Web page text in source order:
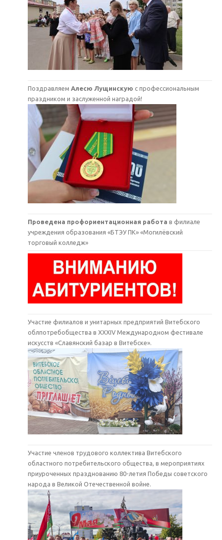
Поздравляем Алесю Лущинскую с профессиональным
праздником и заслуженной наградой!
Проведена профориентационная работа в филиале
учреждения образования «БТЭУ ПК» «Могилёвский
торговый колледж»
Участие филиалов и унитарных предприятий Витебского
облпотребобщества в XXXIV Международном фестивале
искусств «Славянский базар в Витебске».
Участие членов трудового коллектива Витебского
областного потребительского общества, в мероприятиях
приуроченных празднованию 80-летия Победы советского
народа в Великой Отечественной войне.